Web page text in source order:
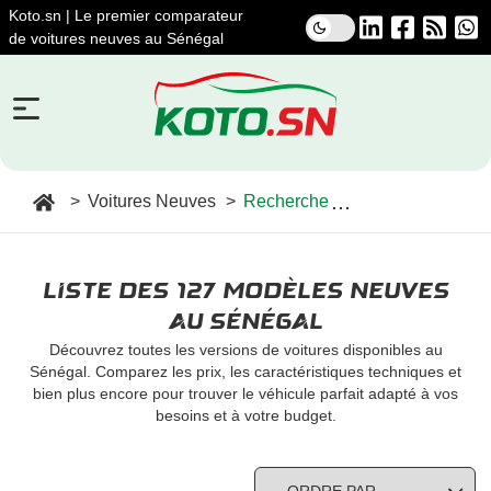
Koto.sn | Le premier comparateur
de voitures neuves au Sénégal
Voitures Neuves Recherche
Liste des 127 modèles neuves
au Sénégal
Découvrez toutes les versions de voitures disponibles au
Sénégal. Comparez les prix, les caractéristiques techniques et
bien plus encore pour trouver le véhicule parfait adapté à vos
besoins et à votre budget.
Moins de 10 000 000 FCFA
30 000 000 - 35 000 000 FCFA
35 000 000 - 40 000 000 FCFA
45 000 000 - 50 000 000 FCFA
50 000 000 et plus FCFA